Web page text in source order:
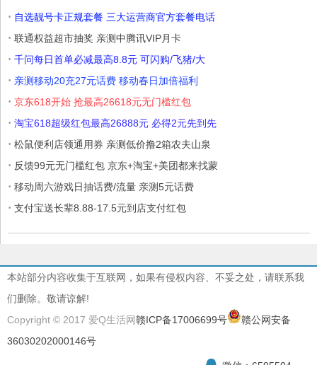
· 自选靓号卡正规套餐 三大运营商官方套餐电话
· 联通权益超市抽奖 亲测中腾讯VIP月卡
· 千问每日首单必减最高8.8元 可闪购/飞猪/大
· 亲测移动20充27元话费 移动春日加倍福利
· 京东618开始 抢最高26618元无门槛红包
· 淘宝618超级红包最高26888元 必得2元先到先
· 松鼠便利店领通用券 亲测低价撸2箱农夫山泉
· 反馈99元无门槛红包 京东+淘宝+美团都来找蒙
· 移动周六游戏日抽话费/流量 亲测5元话费
· 支付宝送长辈8.88-17.5元到店支付红包
本站部分内容收集于互联网，如果有侵权内容、不妥之处，请联系我
们删除。敬请谅解!
Copyright © 2017 爱Q生活网赣ICP备17006699号
赣公网安备
36030202000146号